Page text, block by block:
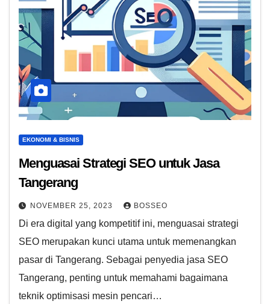
EKONOMI & BISNIS
Menguasai Strategi SEO untuk Jasa
Tangerang
NOVEMBER 25, 2023 BOSSEO
Di era digital yang kompetitif ini, menguasai strategi
SEO merupakan kunci utama untuk memenangkan
pasar di Tangerang. Sebagai penyedia jasa SEO
Tangerang, penting untuk memahami bagaimana
teknik optimisasi mesin pencari…